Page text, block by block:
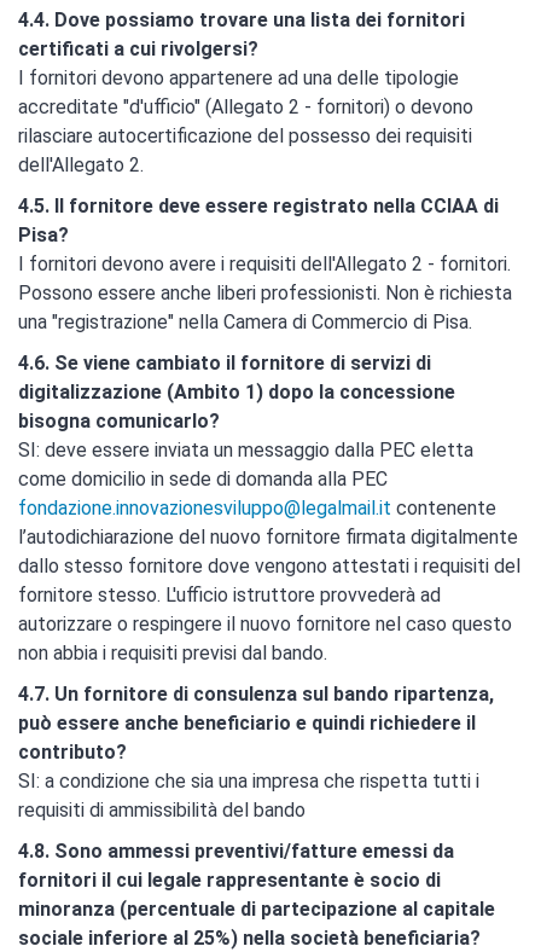
4.4. Dove possiamo trovare una lista dei fornitori
certificati a cui rivolgersi?
I fornitori devono appartenere ad una delle tipologie
accreditate "d'ufficio" (Allegato 2 - fornitori) o devono
rilasciare autocertificazione del possesso dei requisiti
dell'Allegato 2.
4.5. Il fornitore deve essere registrato nella CCIAA di
Pisa?
I fornitori devono avere i requisiti dell'Allegato 2 - fornitori.
Possono essere anche liberi professionisti. Non è richiesta
una "registrazione" nella Camera di Commercio di Pisa.
4.6. Se viene cambiato il fornitore di servizi di
digitalizzazione (Ambito 1) dopo la concessione
bisogna comunicarlo?
SI: deve essere inviata un messaggio dalla PEC eletta
come domicilio in sede di domanda alla PEC
fondazione.innovazionesviluppo@legalmail.it contenente
l’autodichiarazione del nuovo fornitore firmata digitalmente
dallo stesso fornitore dove vengono attestati i requisiti del
fornitore stesso. L'ufficio istruttore provvederà ad
autorizzare o respingere il nuovo fornitore nel caso questo
non abbia i requisiti previsi dal bando.
4.7. Un fornitore di consulenza sul bando ripartenza,
può essere anche beneficiario e quindi richiedere il
contributo?
SI: a condizione che sia una impresa che rispetta tutti i
requisiti di ammissibilità del bando
4.8. Sono ammessi preventivi/fatture emessi da
fornitori il cui legale rappresentante è socio di
minoranza (percentuale di partecipazione al capitale
sociale inferiore al 25%) nella società beneficiaria?